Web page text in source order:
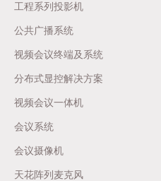
工程系列投影机
公共广播系统
视频会议终端及系统
分布式显控解决方案
视频会议一体机
会议系统
会议摄像机
天花阵列麦克风